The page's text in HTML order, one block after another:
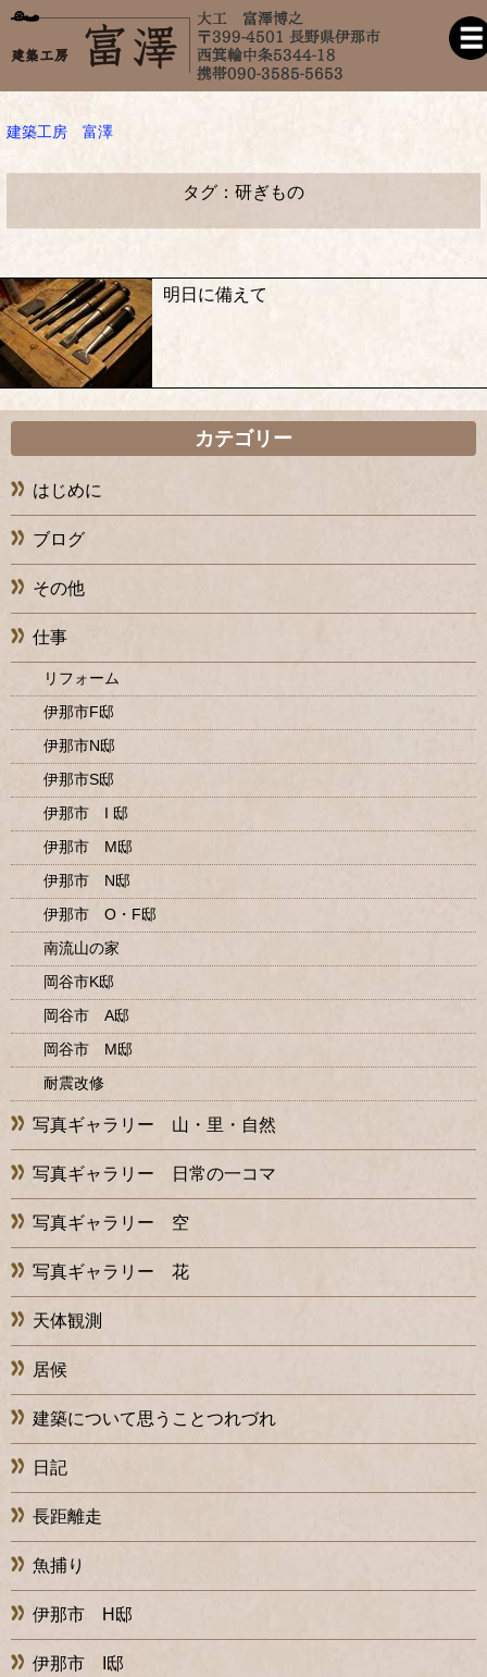
建築工房 富澤
タグ：研ぎもの
明日に備えて
カテゴリー
はじめに
ブログ
その他
仕事
リフォーム
伊那市F邸
伊那市N邸
伊那市S邸
伊那市 I 邸
伊那市 M邸
伊那市 N邸
伊那市 O・F邸
南流山の家
岡谷市K邸
岡谷市 A邸
岡谷市 M邸
耐震改修
写真ギャラリー 山・里・自然
写真ギャラリー 日常の一コマ
写真ギャラリー 空
写真ギャラリー 花
天体観測
居候
建築について思うことつれづれ
日記
長距離走
魚捕り
伊那市 H邸
伊那市 I邸